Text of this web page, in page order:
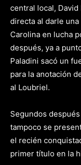
central local,
directa al darle
Carolina en lucha
después, ya a
Paladini sacó un
para la anotación
al Loubriel.
Segundos
tampoco se
el recién
primer título en la